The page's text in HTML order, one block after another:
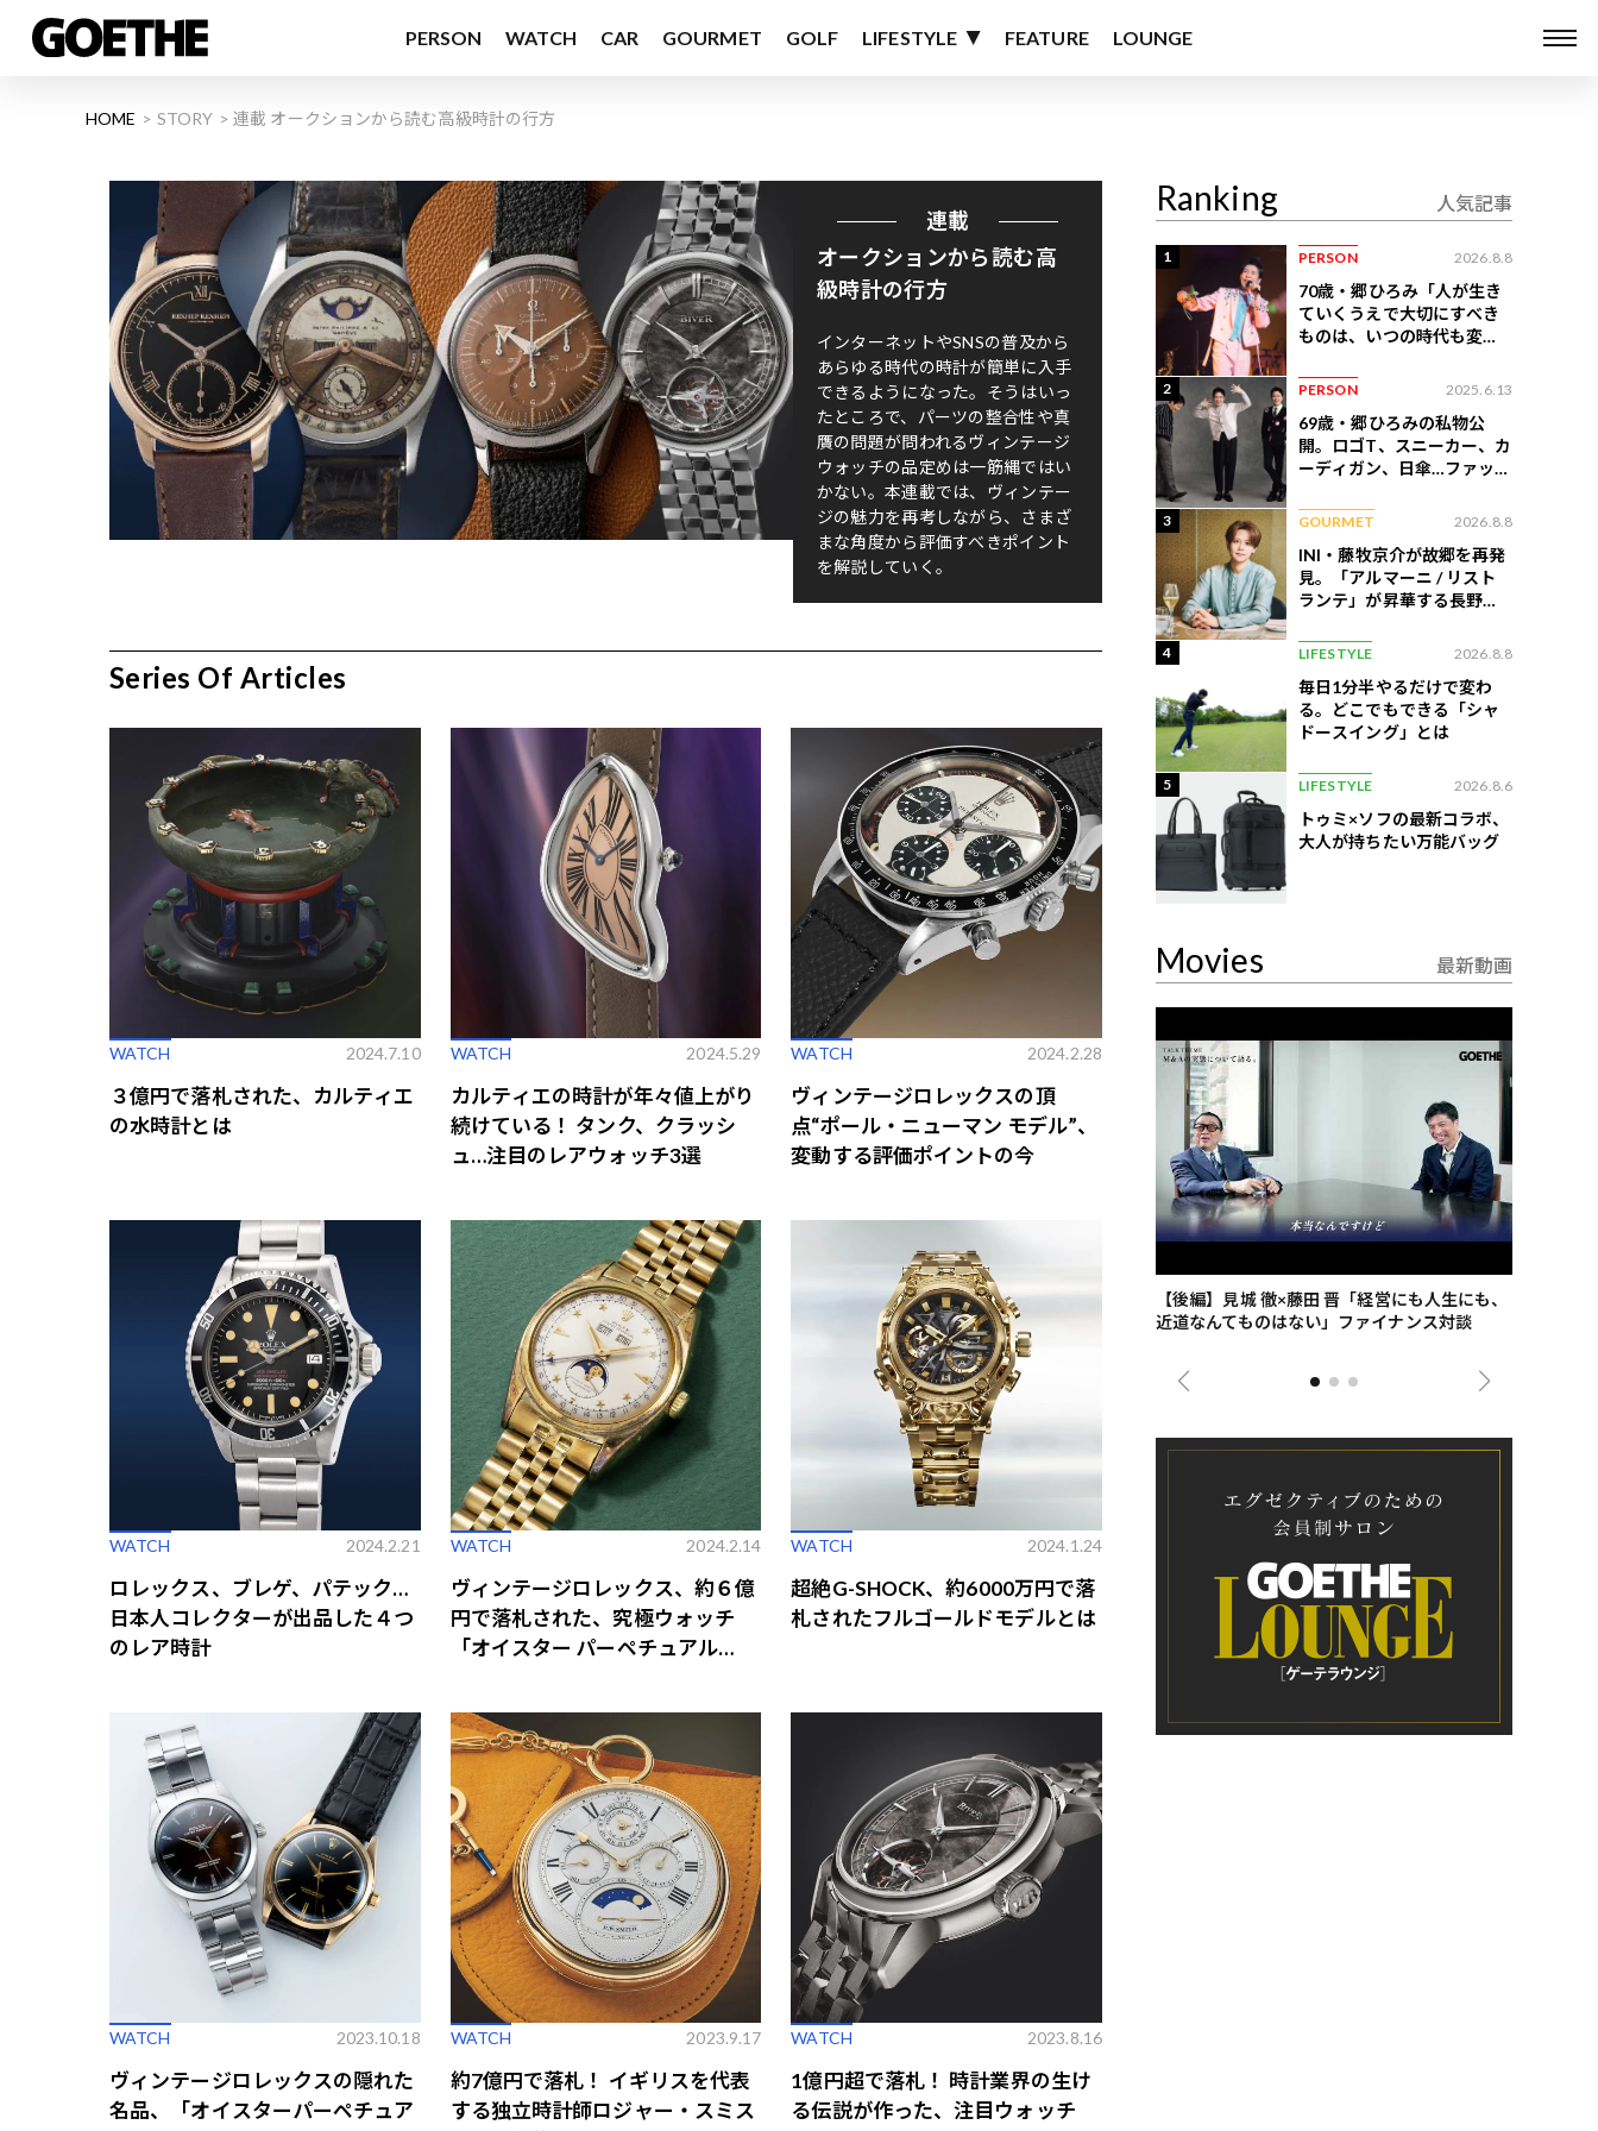
PERSON WATCH CAR GOURMET GOLF LIFESTYLE FEATURE LOUNGE
HOME STORY 連載 オークションから読む高級時計の行方
連載
オークションから読む高
級時計の行方
インターネットやSNSの普及から
あらゆる時代の時計が簡単に入手
できるようになった。そうはいっ
たところで、パーツの整合性や真
贋の問題が問われるヴィンテージ
ウォッチの品定めは一筋縄ではい
かない。本連載では、ヴィンテー
ジの魅力を再考しながら、さまざ
まな角度から評価すべきポイント
を解説していく。
Series Of Articles
WATCH 2024.7.10
３億円で落札された、カルティエ
の水時計とは
WATCH 2024.5.29
カルティエの時計が年々値上がり
続けている！ タンク、クラッシ
ュ…注目のレアウォッチ3選
WATCH 2024.2.28
ヴィンテージロレックスの頂
点“ポール・ニューマン モデル”、
変動する評価ポイントの今
WATCH 2024.2.21
ロレックス、ブレゲ、パテック…
日本人コレクターが出品した４つ
のレア時計
WATCH 2024.2.14
ヴィンテージロレックス、約６億
円で落札された、究極ウォッチ
「オイスター パーペチュアル
WATCH 2024.1.24
超絶G-SHOCK、約6000万円で落
札されたフルゴールドモデルとは
WATCH 2023.10.18
ヴィンテージロレックスの隠れた
名品、「オイスターパーペチュア
WATCH 2023.9.17
約7億円で落札！ イギリスを代表
する独立時計師ロジャー・スミス
WATCH 2023.8.16
1億円超で落札！ 時計業界の生け
る伝説が作った、注目ウォッチ
Ranking 人気記事
1 PERSON 2026.8.8
70歳・郷ひろみ「人が生き
ていくうえで大切にすべき
ものは、いつの時代も変わ
2 PERSON 2025.6.13
69歳・郷ひろみの私物公
開。ロゴT、スニーカー、カ
ーディガン、日傘…ファッシ
3 GOURMET 2026.8.8
INI・藤牧京介が故郷を再発
見。「アルマーニ / リスト
ランテ」が昇華する長野の
4 LIFESTYLE 2026.8.8
毎日1分半やるだけで変わ
る。どこでもできる「シャ
ドースイング」とは
5 LIFESTYLE 2026.8.6
トゥミ×ソフの最新コラボ、
大人が持ちたい万能バッグ
Movies 最新動画
歌舞伎俳優・尾上右近が休息を過ごした、海最
前列ホテル「UMITO 熱海 別邸」
【後編】見城 徹×藤田 晋「経営にも人生にも、
近道なんてものはない」ファイナンス対談